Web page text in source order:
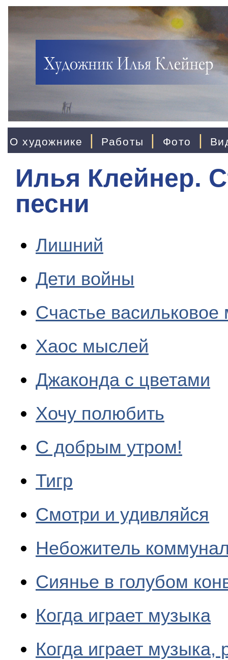
О художнике | Работы | Фото |
Илья Клейнер.
песни
Лишний
Дети войны
Счастье васильковое
Хаос мыслей
Джаконда с цветами
Хочу полюбить
С добрым утром!
Тигр
Смотри и удивляйся
Небожитель
Сиянье в голубом
Когда играет музыка
Когда играет музыка,